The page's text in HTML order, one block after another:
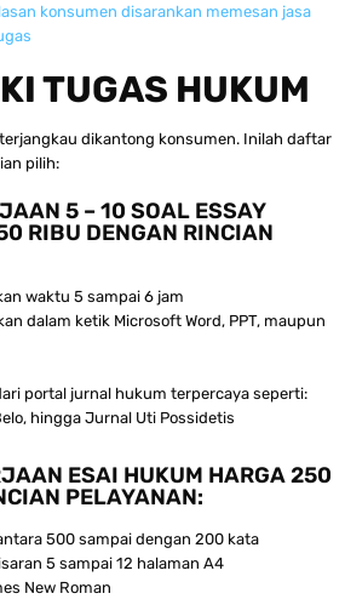
konsumen disarankan memesan jasa
TUGAS HUKUM
dikantong konsumen. Inilah daftar
pilih:
5 – 10 SOAL ESSAY
RIBU DENGAN RINCIAN
waktu 5 sampai 6 jam
dalam ketik Microsoft Word, PPT, maupun
portal jurnal hukum terpercaya seperti:
hingga Jurnal Uti Possidetis
ESAI HUKUM HARGA 250
PELAYANAN:
500 sampai dengan 200 kata
5 sampai 12 halaman A4
New Roman